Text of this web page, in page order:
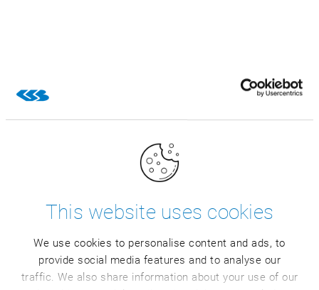
This website uses cookies
We use cookies to personalise content and ads, to
provide social media features and to analyse our
traffic. We also share information about your use of our